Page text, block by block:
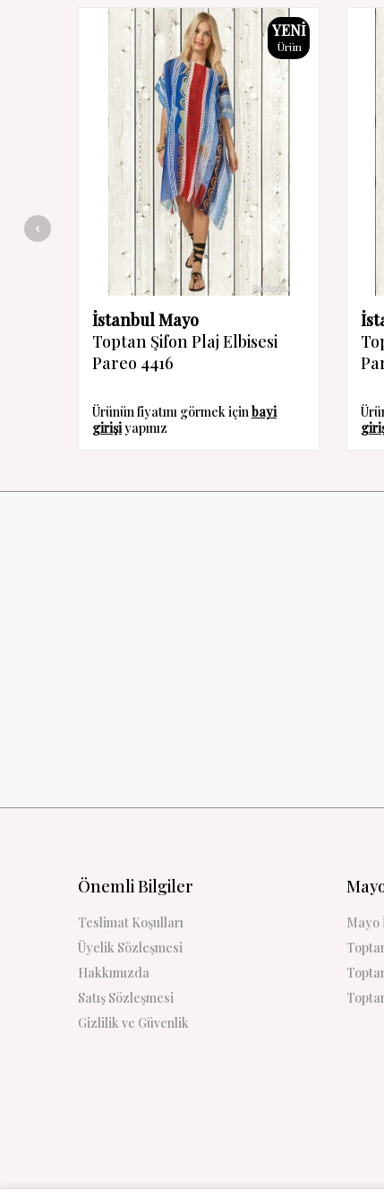
YENI
Ürün
İstanbul Mayo
Toptan Şifon Plaj Elbisesi
Pareo 4416
Ürünün fiyatını görmek içinbayi
girişiyapınız
Önemli Bilgiler
Teslimat Koşulları
Üyelik Sözleşmesi
Hakkımızda
Satış Sözleşmesi
Gizlilik ve Güvenlik
Mayo